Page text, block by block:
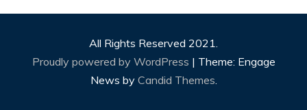
All Rights Reserved 2021.
Proudly powered by WordPress | Theme: Engage
News by Candid Themes.